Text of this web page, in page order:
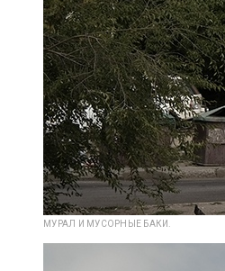
МУРАЛ И МУСОРНЫЕ БАКИ.